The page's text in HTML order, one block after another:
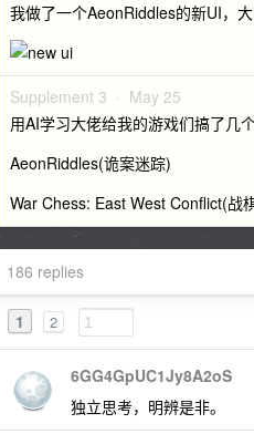
我做了一个AeonRiddles的新UI，
Supplement 3 · May 25
用AI学习大佬给我的游戏们搞了几个
AeonRiddles(诡案迷踪)
War Chess: East West Conflict(战
186 replies
1 2
6GG4GpUC1Jy8A2oS
独立思考，明辨是非。